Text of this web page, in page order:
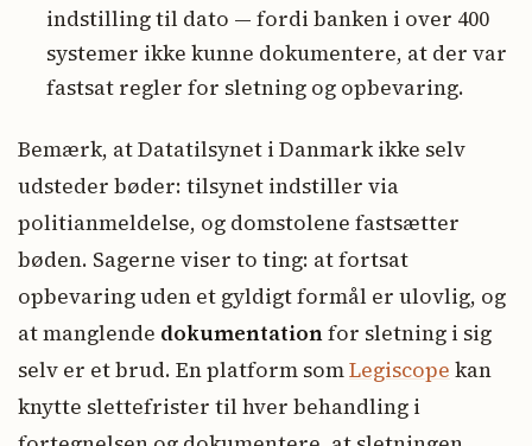
indstilling til dato — fordi banken i over 400
systemer ikke kunne dokumentere, at der var
fastsat regler for sletning og opbevaring.
Bemærk, at Datatilsynet i Danmark ikke selv
udsteder bøder: tilsynet indstiller via
politianmeldelse, og domstolene fastsætter
bøden. Sagerne viser to ting: at fortsat
opbevaring uden et gyldigt formål er ulovlig, og
at manglende dokumentationfor sletning i sig
selv er et brud. En platform somLegiscope kan
knytte slettefrister til hver behandling i